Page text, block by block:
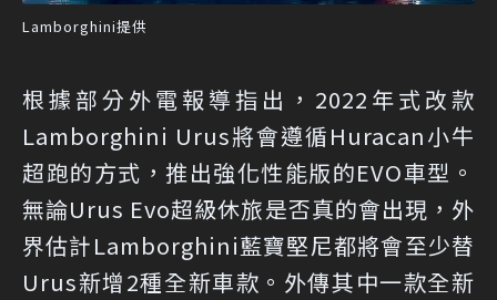
Lamborghini提供
根據部分外電報導指出，2022年式改款
Lamborghini Urus將會遵循Huracan小牛
超跑的方式，推出強化性能版的EVO車型。
無論Urus Evo超級休旅是否真的會出現，外
界估計Lamborghini藍寶堅尼都將會至少替
Urus新增2種全新車款。外傳其中一款全新